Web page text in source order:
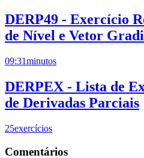
DERP49 - Exercício
de Nível e Vetor
09:31minutos
DERPEX - Lista de
de Derivadas Parciais
25exercícios
Comentários